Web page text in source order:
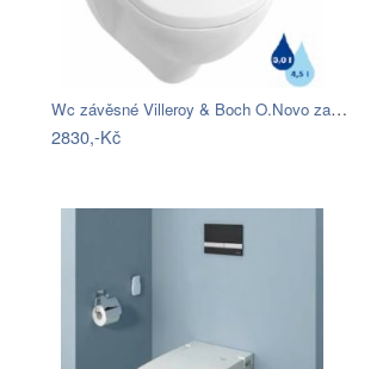
Wc závěsné Villeroy & Boch O.Novo zadní…
2830,-Kč